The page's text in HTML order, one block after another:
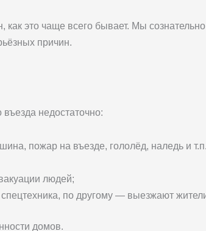
это чаще всего бывает. Мы
причин.
недостаточно:
пожар на въезде, гололёд, наледь и
людей;
по другому — выезжают
домов.